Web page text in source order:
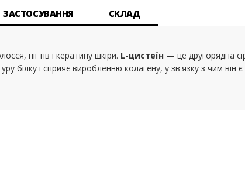
нігтів і кератину шкіри. L-цистеїн — це другорядна
білку і сприяє виробленню колагену, у зв'язку з чим він
ЗАСТОСУВАННЯ СКЛАД